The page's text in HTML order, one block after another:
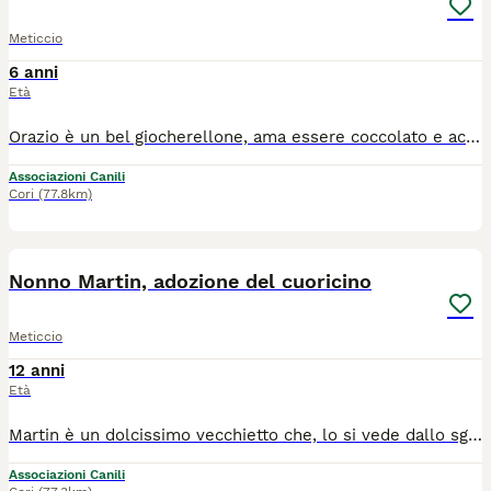
Meticcio
6 anni
Età
Orazio è un bel giocherellone, ama essere coccolato e accarezzato, ed è molto vitale, così lo vedi correre e godersi il più possibile i momenti di libertà fuori dal box nello sgambatoio. E' una creatura vitale ed energico, potrà solo migliorare l’esistenza e la qualità della vita di chi deciderà di accostarsi a lui, scegliendo di vivere la sua esperienza di vita con lui! Se volete ritrovare l’intesa con la natura, adottate il nostro caro Orazio, perché è un tramite fondamentale ed efficace per ritrovare serenità e un nuovo modo di relazionarsi alla vita nella sua essenza! ️ Orazio è nato a gennaio 2020, è una taglia media contenuta e sa andare al guinzaglio! Si trova presso il canile Galileo Galilei di Latina, si affida vaccinato, microchippato e sterilizzato, iter adozione obbligatorio, adottabile al centro e nord Italia. Per info sulla sua adozione: ************ Se non rispondiamo subito è perché siamo a lavoro, inviate un messaggio e sarete ricontattati. Grazie
Associazioni Canili
Cori (77.8km)
Nonno Martin, adozione del cuoricino
Meticcio
12 anni
Età
Martin è un dolcissimo vecchietto che, lo si vede dallo sguardo, è un po’ malinconico e rassegnato alla vita nel box, ma nonostante tutto non perde la sua voglia di vivere, e così, anche se un po’ claudicante, si fa le sue passeggiate quando è in area sgambo e fa il carico di affetto presso di noi tutte le volte che può! ️ E' nato a gennaio 2014, è una taglia grande e sa andare al guinzaglio. Si trova presso il canile Galileo Galilei di Latina, si affida vaccinato, microchippato e sterilizzato, iter adozione obbligatorio, adottabile al centro e nord Italia. Per info sulla sua adozione: ************ Se non rispondiamo subito è perché siamo a lavoro, inviate un messaggio e sarete ricontattati. Grazie.
Associazioni Canili